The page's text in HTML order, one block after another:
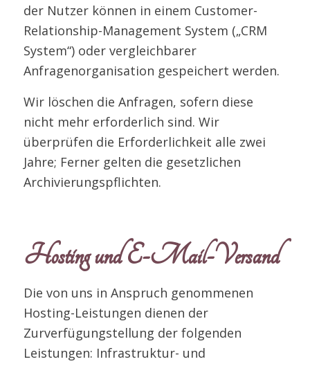
der Nutzer können in einem Customer-
Relationship-Management System („CRM
System“) oder vergleichbarer
Anfragenorganisation gespeichert werden.
Wir löschen die Anfragen, sofern diese
nicht mehr erforderlich sind. Wir
überprüfen die Erforderlichkeit alle zwei
Jahre; Ferner gelten die gesetzlichen
Archivierungspflichten.
Hosting und E-Mail-Versand
Die von uns in Anspruch genommenen
Hosting-Leistungen dienen der
Zurverfügungstellung der folgenden
Leistungen: Infrastruktur- und